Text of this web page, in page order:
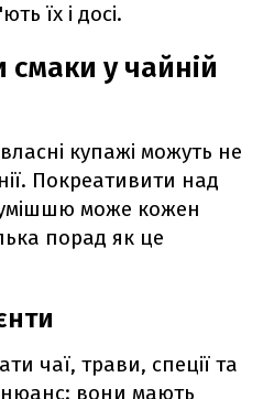
їх і досі.
смаки у чайній
купажі можуть не
Покреативити над
може кожен
порад як це
чаї, трави, спеції та
вони мають